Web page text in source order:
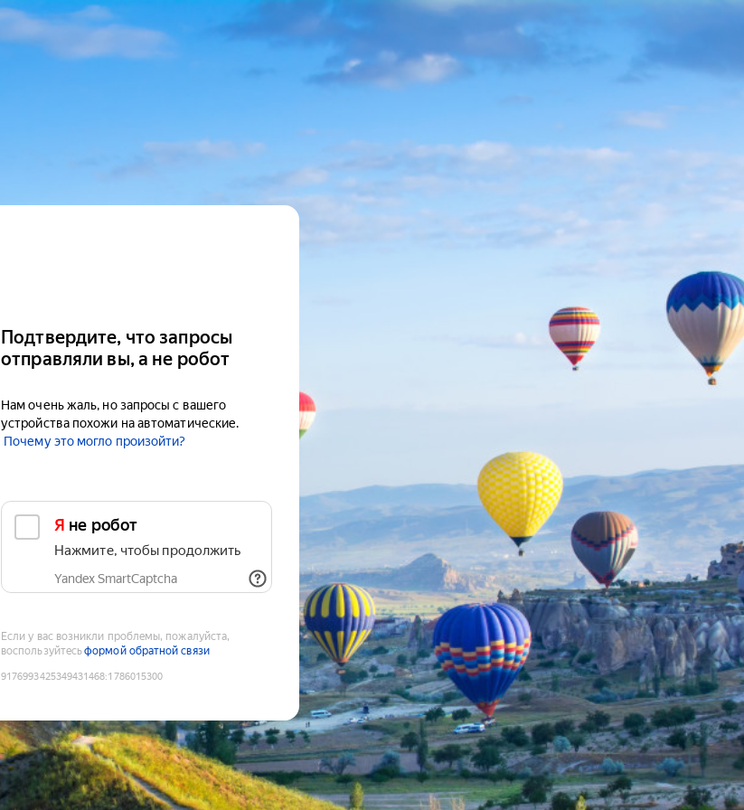
Подтвердите, что запросы
отправляли вы, а не робот
Нам очень жаль, но запросы с вашего
устройства похожи на автоматические.
Почему это могло произойти?
Я не робот
Нажмите, чтобы продолжить
Yandex SmartCaptcha
Если у вас возникли проблемы, пожалуйста,
воспользуйтесьформой обратной связи
9176993425349431468:1786015300